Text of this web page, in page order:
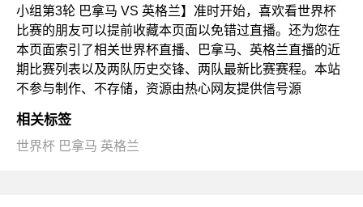
小组第3轮 巴拿马 VS 英格兰】准时开始，喜欢看世界杯
比赛的朋友可以提前收藏本页面以免错过直播。还为您在
本页面索引了相关世界杯直播、巴拿马、英格兰直播的近
期比赛列表以及两队历史交锋、两队最新比赛赛程。本站
不参与制作、不存储，资源由热心网友提供信号源
相关标签
世界杯 巴拿马 英格兰